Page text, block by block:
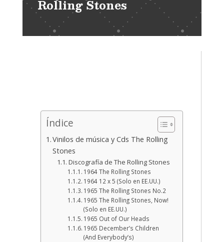
Rolling Stones
Índice
Vinilos de música y Cds The Rolling
Stones
Discografía de The Rolling Stones
1964 The Rolling Stones
1964 12 x 5 (Solo en EE.UU.)
1965 The Rolling Stones No.2
1965 The Rolling Stones, Now!
(Solo en EE.UU.)
1965 Out of Our Heads
1965 December’s Children
(And Everybody’s)